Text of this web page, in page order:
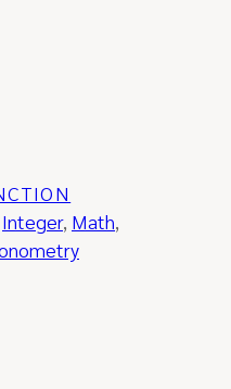
Integer, Math